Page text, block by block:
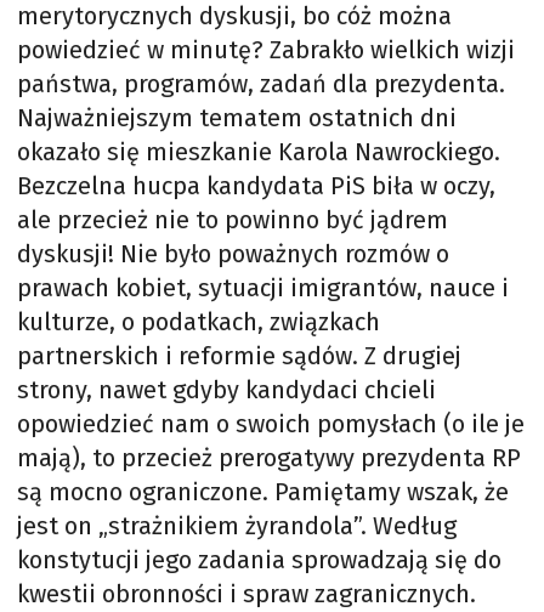
merytorycznych dyskusji, bo cóż można
powiedzieć w minutę? Zabrakło wielkich wizji
państwa, programów, zadań dla prezydenta.
Najważniejszym tematem ostatnich dni
okazało się mieszkanie Karola Nawrockiego.
Bezczelna hucpa kandydata PiS biła w oczy,
ale przecież nie to powinno być jądrem
dyskusji! Nie było poważnych rozmów o
prawach kobiet, sytuacji imigrantów, nauce i
kulturze, o podatkach, związkach
partnerskich i reformie sądów. Z drugiej
strony, nawet gdyby kandydaci chcieli
opowiedzieć nam o swoich pomysłach (o ile je
mają), to przecież prerogatywy prezydenta RP
są mocno ograniczone. Pamiętamy wszak, że
jest on „strażnikiem żyrandola”. Według
konstytucji jego zadania sprowadzają się do
kwestii obronności i spraw zagranicznych.